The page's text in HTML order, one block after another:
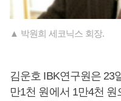
▲ 박원희 세코닉스 회장.
김운호 IBK연구원은 23
만1천 원에서 1만4천